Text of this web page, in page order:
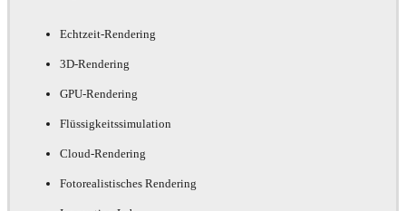
Echtzeit-Rendering
3D-Rendering
GPU-Rendering
Flüssigkeitssimulation
Cloud-Rendering
Fotorealistisches Rendering